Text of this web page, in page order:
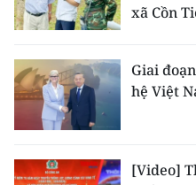
xã Cồn
Giai
hệ Việt
[Video]